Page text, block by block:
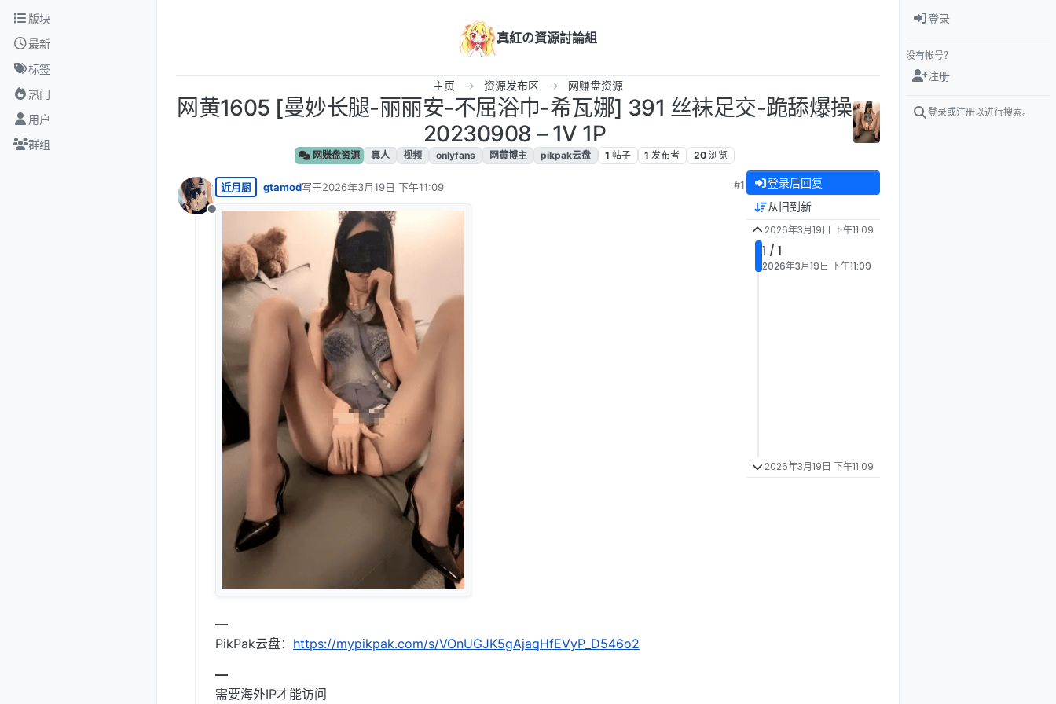
跳转至内容
版块
最新
标签
热门
用户
群组
真紅の資源討論組
主页 资源发布区 网赚盘资源
网黄1605 [曼妙长腿-丽丽安-不屈浴巾-希瓦娜] 391 丝袜足交-跪舔爆操
20230908 – 1V 1P
网赚盘资源 真人 视频 onlyfans 网黄博主 pikpak云盘 1 帖子 1 发布者 20 浏览
离线
近月厨 gtamod写于2026年3月19日 下午11:09
最后由 编辑
#1
━
PikPak云盘： https://mypikpak.com/s/VOnUGJK5gAjaqHfEVyP_D546o2
━
需要海外IP才能访问
登录后回复
从旧到新
2026年3月19日 下午11:09
1 / 1
2026年3月19日 下午11:09
2026年3月19日 下午11:09
登录
没有帐号？
注册
登录或注册以进行搜索。